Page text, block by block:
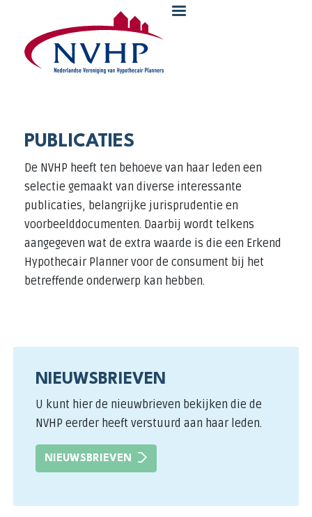
Overslaan en naar de inhoud gaan
PUBLICATIES
De NVHP heeft ten behoeve van haar leden een
selectie gemaakt van diverse interessante
publicaties, belangrijke jurisprudentie en
voorbeelddocumenten. Daarbij wordt telkens
aangegeven wat de extra waarde is die een Erkend
Hypothecair Planner voor de consument bij het
betreffende onderwerp kan hebben.
NIEUWSBRIEVEN
U kunt hier de nieuwbrieven bekijken die de
NVHP eerder heeft verstuurd aan haar leden.
NIEUWSBRIEVEN